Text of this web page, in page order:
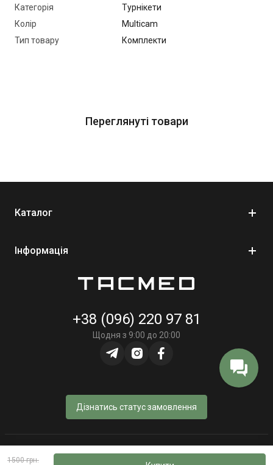
Легка металева фурнітура витримує екстремальні
Цільнолита пряжка — максимальна міцність та
Надійна фіксація — не сповзає навіть під час активного
Виробник: "Січ", Україна
Рекомендовано для використання:
у тактичній медицині та службах порятунку
у цивільних аптечках швидкого реагування
медиками, волонтерами, туристами та екстремалами
Підсумок для турнікета Sich— миттєвий доступ до
засобу зупинки кровотечі
Підсумок виконаний з матеріалу Cordura 1000 D
Категорія
Турнікети
Колір
Multicam
Тип товару
Комплекти
Переглянуті товари
1500 грн.
Каталог
Інформація
+38 (096) 220 97 81
Щодня з 9:00 до 20:00
Дізнатись статус замовлення
© Інтернет-магазин «TacMed» - 2023–2026